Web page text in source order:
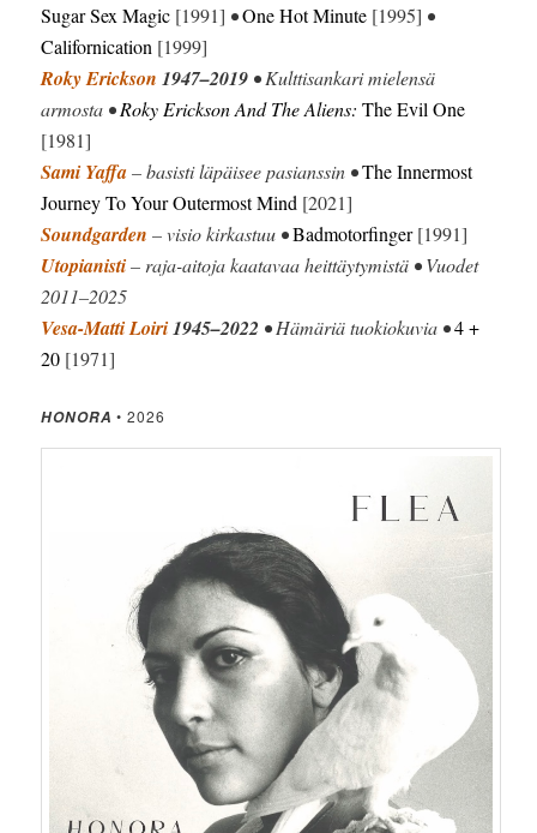
Sugar Sex Magic [1991] •One Hot Minute [1995] •
Californication [1999]
Roky Erickson 1947–2019 • Kulttisankari mielensä
armosta •Roky Erickson And The Aliens:The Evil One
[1981]
Sami Yaffa– basisti läpäisee pasianssin •The Innermost
Journey To Your Outermost Mind [2021]
Soundgarden – visio kirkastuu •Badmotorfinger[1991]
Utopianisti– raja-aitoja kaatavaa heittäytymistä • Vuodet
2011–2025
Vesa-Matti Loiri1945–2022 • Hämäriä tuokiokuvia •4 +
20 [1971]
HONORA • 2026